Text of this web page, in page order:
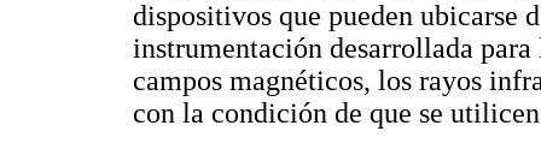
dispositivos que pueden ubicarse
instrumentación desarrollada
campos magnéticos, los rayos
con la condición de que se